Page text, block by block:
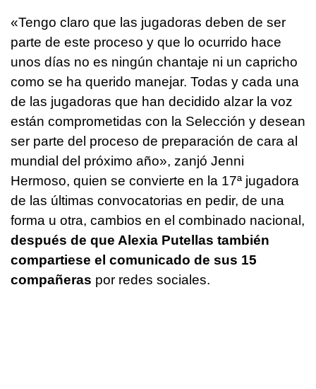
«Tengo claro que las jugadoras deben de ser
parte de este proceso y que lo ocurrido hace
unos días no es ningún chantaje ni un capricho
como se ha querido manejar. Todas y cada una
de las jugadoras que han decidido alzar la voz
están comprometidas con la Selección y desean
ser parte del proceso de preparación de cara al
mundial del próximo año», zanjó Jenni
Hermoso, quien se convierte en la 17ª jugadora
de las últimas convocatorias en pedir, de una
forma u otra, cambios en el combinado nacional,
después de que Alexia Putellas también
compartiese el comunicado de sus 15
compañeras por redes sociales.